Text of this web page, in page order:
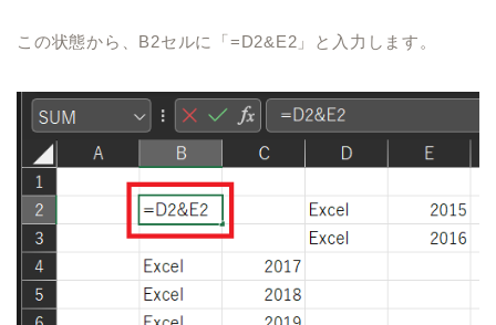
この状態から、 B2セルに「=D2&E2 」と入力します。